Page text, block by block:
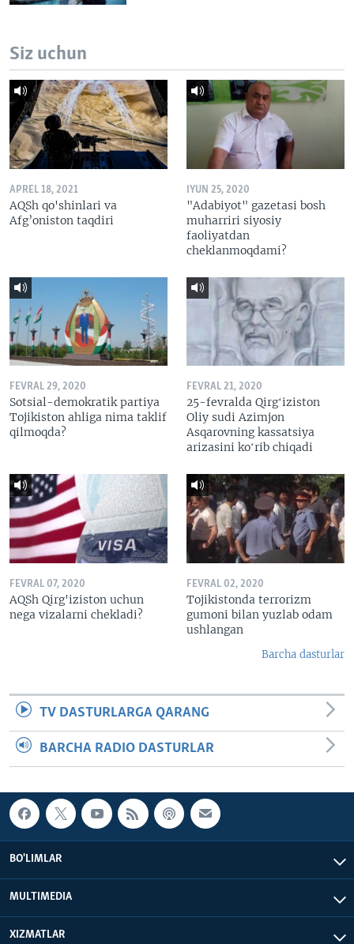
Siz uchun
APREL 18, 2021
AQSh qo'shinlari va
Afg’oniston taqdiri
IYUN 25, 2020
"Adabiyot" gazetasi bosh
muharriri siyosiy
faoliyatdan
cheklanmoqdami?
FEVRAL 29, 2020
Sotsial-demokratik partiya
Tojikiston ahliga nima taklif
qilmoqda?
FEVRAL 21, 2020
25-fevralda Qirgʻiziston
Oliy sudi Azimjon
Asqarovning kassatsiya
arizasini koʻrib chiqadi
FEVRAL 07, 2020
AQSh Qirg'iziston uchun
nega vizalarni chekladi?
FEVRAL 02, 2020
Tojikistonda terrorizm
gumoni bilan yuzlab odam
ushlangan
Barcha dasturlar
TV DASTURLARGA QARANG
BARCHA RADIO DASTURLAR
BO'LIMLAR
MULTIMEDIA
XIZMATLAR